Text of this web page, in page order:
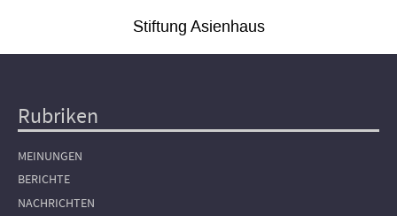
Stiftung Asienhaus
Hauptnavigation
Rubriken
MEINUNGEN
BERICHTE
NACHRICHTEN